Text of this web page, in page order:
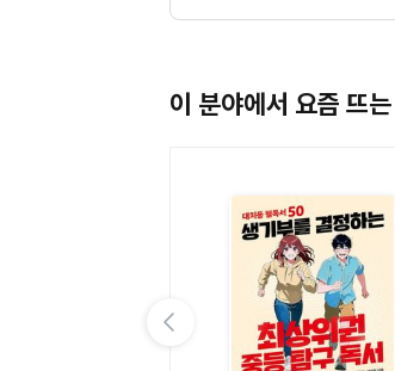
이 분야에서 요즘 뜨는